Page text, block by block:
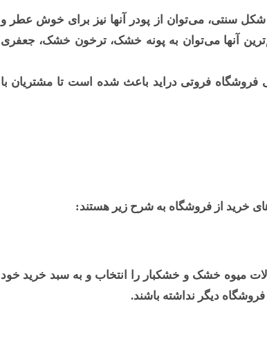
سنتی، می‌توان از پودر آنها نیز برای خوش عطر و
آنها می‌توان به پونه خشک، ترخون خشک، جعفری
فروشگاه فروتی دراید باعث شده است تا مشتریان با
خرید از فروشگاه به شرح زیر هستند:
میوه خشک و خشکبار را انتخاب و به سبد خرید خود
دیگر نداشته باشند.